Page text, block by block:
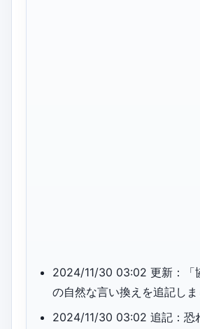
2024/11/30 03:02 更新：「
の自然な言い換えを追記しま
2024/11/30 03:02 追記：恐